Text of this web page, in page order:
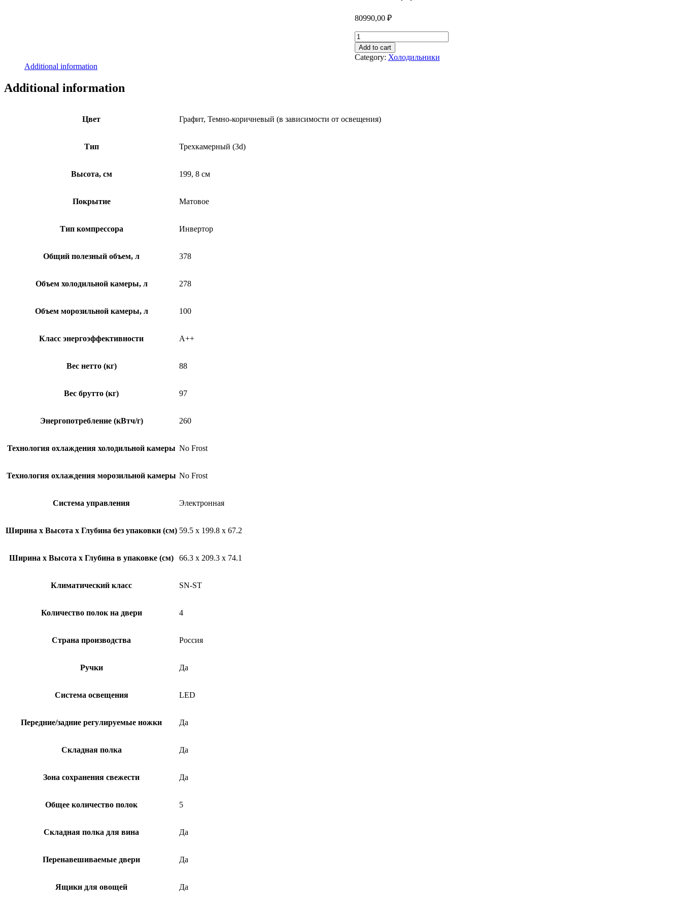
80990,00 ₽
ХОЛОДИЛЬНИК
AKIRA
A1F737APYN
quantity
Add to cart
Category: Холодильники
Additional information
Additional information
Цвет Графит, Темно-коричневый (в зависимости от освещения)
Тип Трехкамерный (3d)
Высота, см 199, 8 см
Покрытие Матовое
Тип компрессора Инвертор
Общий полезный объем, л 378
Объем холодильной камеры, л 278
Объем морозильной камеры, л 100
Класс энергоэффективности A++
Вес нетто (кг) 88
Вес брутто (кг) 97
Энергопотребление (кВтч/г) 260
Технология охлаждения холодильной камеры No Frost
Технология охлаждения морозильной камеры No Frost
Система управления Электронная
Ширина х Высота х Глубина без упаковки (см) 59.5 х 199.8 х 67.2
Ширина х Высота х Глубина в упаковке (см) 66.3 x 209.3 x 74.1
Климатический класс SN-ST
Количество полок на двери 4
Страна производства Россия
Ручки Да
Система освещения LED
Передние/задние регулируемые ножки Да
Складная полка Да
Зона сохранения свежести Да
Общее количество полок 5
Складная полка для вина Да
Перенавешиваемые двери Да
Ящики для овощей Да